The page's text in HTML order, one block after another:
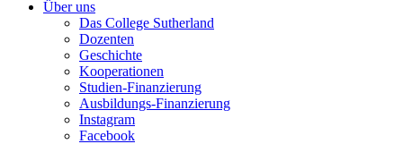
Über uns
Das College Sutherland
Dozenten
Geschichte
Kooperationen
Studien-Finanzierung
Ausbildungs-Finanzierung
Instagram
Facebook